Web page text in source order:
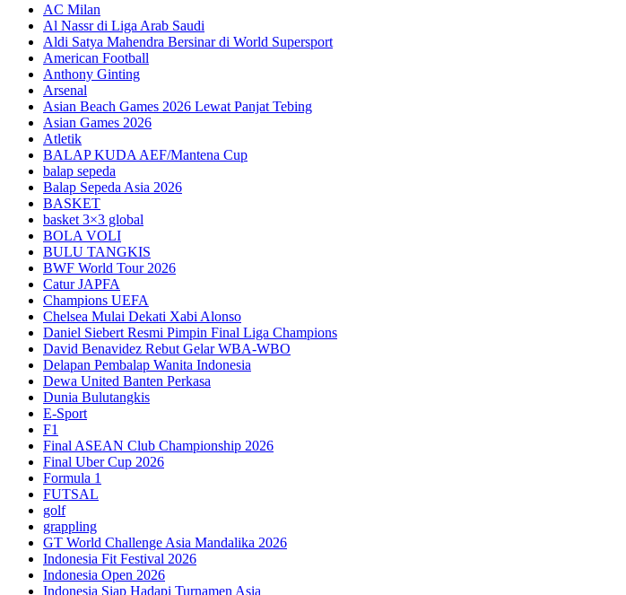
AC Milan
Al Nassr di Liga Arab Saudi
Aldi Satya Mahendra Bersinar di World Supersport
American Football
Anthony Ginting
Arsenal
Asian Beach Games 2026 Lewat Panjat Tebing
Asian Games 2026
Atletik
BALAP KUDA AEF/Mantena Cup
balap sepeda
Balap Sepeda Asia 2026
BASKET
basket 3×3 global
BOLA VOLI
BULU TANGKIS
BWF World Tour 2026
Catur JAPFA
Champions UEFA
Chelsea Mulai Dekati Xabi Alonso
Daniel Siebert Resmi Pimpin Final Liga Champions
David Benavidez Rebut Gelar WBA-WBO
Delapan Pembalap Wanita Indonesia
Dewa United Banten Perkasa
Dunia Bulutangkis
E-Sport
F1
Final ASEAN Club Championship 2026
Final Uber Cup 2026
Formula 1
FUTSAL
golf
grappling
GT World Challenge Asia Mandalika 2026
Indonesia Fit Festival 2026
Indonesia Open 2026
Indonesia Siap Hadapi Turnamen Asia